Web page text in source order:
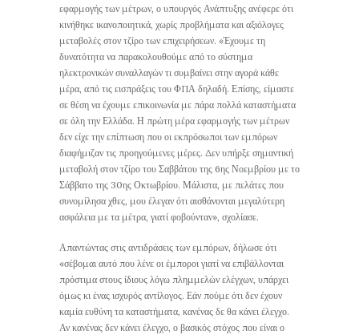
εφαρμογής των μέτρων, ο υπουργός Ανάπτυξης ανέφερε ότι
κινήθηκε ικανοποιητικά, χωρίς προβλήματα και αξιόλογες
μεταβολές στον τζίρο των επιχειρήσεων. «Έχουμε τη
δυνατότητα να παρακολουθούμε από το σύστημα
ηλεκτρονικών συναλλαγών τι συμβαίνει στην αγορά κάθε
μέρα, από τις εισπράξεις του ΦΠΑ δηλαδή. Επίσης, είμαστε
σε θέση να έχουμε επικοινωνία με πάρα πολλά καταστήματα
σε όλη την Ελλάδα. Η πρώτη μέρα εφαρμογής των μέτρων
δεν είχε την επίπτωση που οι εκπρόσωποι των εμπόρων
διαφήμιζαν τις προηγούμενες μέρες. Δεν υπήρξε σημαντική
μεταβολή στον τζίρο του Σαββάτου της 6ης Νοεμβρίου με το
Σάββατο της 30ης Οκτωβρίου. Μάλιστα, με πελάτες που
συνομίλησα χθες, μου έλεγαν ότι αισθάνονται μεγαλύτερη
ασφάλεια με τα μέτρα, γιατί φοβούνταν», σχολίασε.
Απαντώντας στις αντιδράσεις των εμπόρων, δήλωσε ότι
«σέβομαι αυτό που λένε οι έμποροι γιατί να επιβάλλονται
πρόστιμα στους ίδιους λόγω πλημμελών ελέγχων, υπάρχει
όμως κι ένας ισχυρός αντίλογος. Εάν πούμε ότι δεν έχουν
καμία ευθύνη τα καταστήματα, κανένας δε θα κάνει έλεγχο.
Αν κανένας δεν κάνει έλεγχο, ο βασικός στόχος που είναι ο